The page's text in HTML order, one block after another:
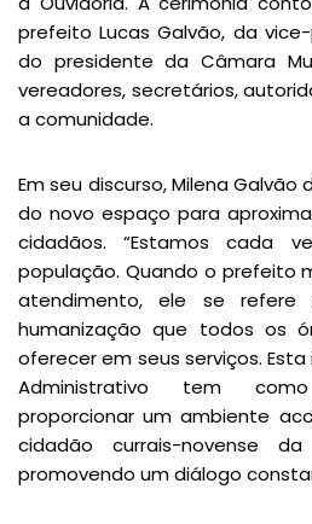
prefeito Lucas Galvão, da
do presidente da Câmara
vereadores, secretários,
a comunidade.
Em seu discurso, Milena
do novo espaço para
cidadãos. “Estamos cada
população. Quando o prefeito
atendimento, ele se
humanização que todos os
oferecer em seus serviços.
Administrativo tem
proporcionar um ambiente
cidadão currais-novense
promovendo um diálogo